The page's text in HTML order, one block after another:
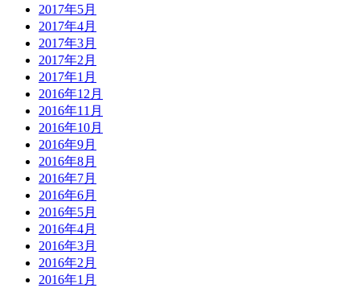
2017年5月
2017年4月
2017年3月
2017年2月
2017年1月
2016年12月
2016年11月
2016年10月
2016年9月
2016年8月
2016年7月
2016年6月
2016年5月
2016年4月
2016年3月
2016年2月
2016年1月